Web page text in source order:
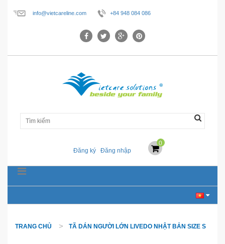
info@vietcareline.com +84 948 084 086
Đăng ký Đăng nhập
0
TRANG CHỦ TÃ DÁN NGƯỜI LỚN LIVEDO NHẬT BẢN SIZE S